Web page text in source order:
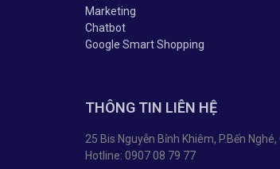
Marketing
Chatbot
Google Smart Shopping
THÔNG TIN LIÊN HỆ
25 Bis Nguyễn Bỉnh Khiêm, P.Bến Nghé,
Hotline: 0907 08 79 77